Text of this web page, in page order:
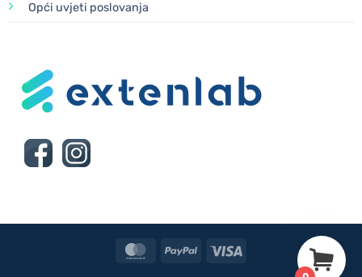
Opći uvjeti poslovanja
MasterCardPayPal Visa